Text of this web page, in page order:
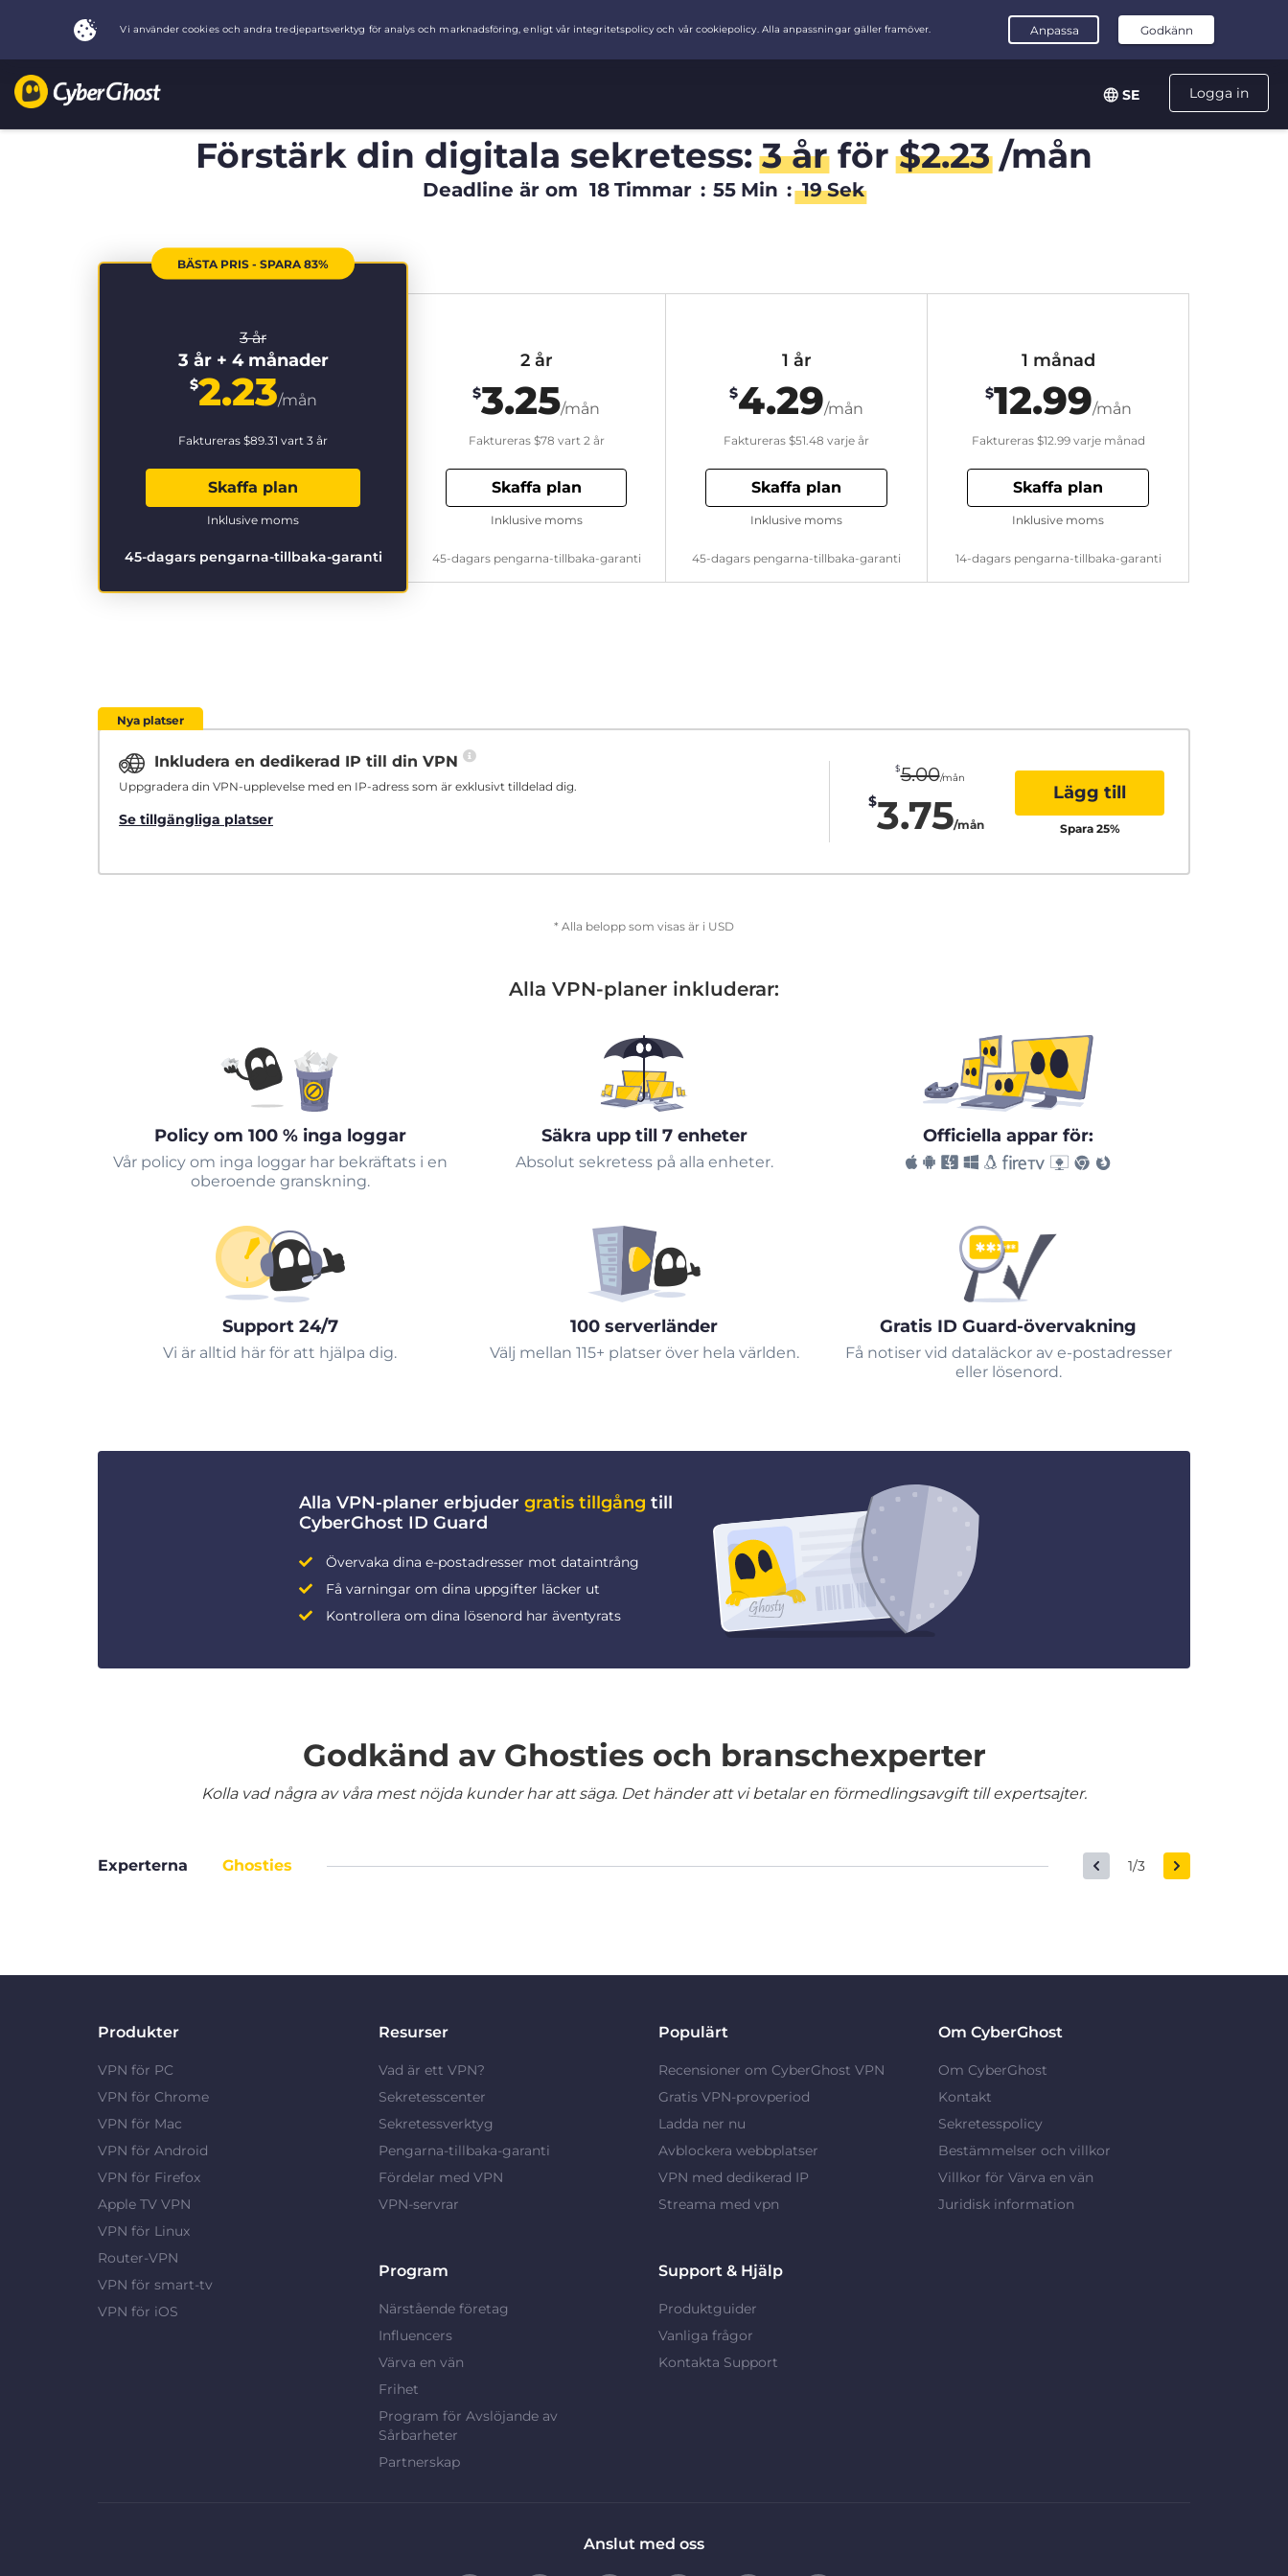
Logga in
SE
Förstärk din digitala sekretess:3 årför$2.23/mån
Deadline är om 18 Timmar : 55 Min : 18 Sek
BÄSTA PRIS - SPARA 83%
3 år
3 år + 4 månader
$2.23/mån
Faktureras $89.31 vart 3 år
Skaffa plan
45-dagars pengarna-tillbaka-garanti
Inklusive moms
2 år
$3.25/mån
Faktureras $78 vart 2 år
Skaffa plan
45-dagars pengarna-tillbaka-garanti
Inklusive moms
1 år
$4.29/mån
Faktureras $51.48 varje år
Skaffa plan
45-dagars pengarna-tillbaka-garanti
Inklusive moms
1 månad
$12.99/mån
Faktureras $12.99varje månad
Skaffa plan
14-dagars pengarna-tillbaka-garanti
Inklusive moms
Nya platser
Inkludera en dedikerad IP till din VPN
Uppgradera din VPN-upplevelse med en IP-adress som är exklusivt tilldelad dig.
Se tillgängliga platser
$5.00/mån
$3.75/mån
Lägg till
Spara 25%
* Alla belopp som visas är i USD
Alla VPN-planer inkluderar:
Policy om 100 % inga loggar
Vår policy om inga loggar har bekräftats i en
oberoende granskning.
Säkra upp till 7 enheter
Absolut sekretess på alla enheter.
Officiella appar för:
Support 24/7
Vi är alltid här för att hjälpa dig.
100 serverländer
Välj mellan 115+ platser över hela världen.
Gratis ID Guard-övervakning
Få notiser vid dataläckor av e-postadresser
eller lösenord.
Alla VPN-planer erbjuder gratis tillgång till
CyberGhost ID Guard
Övervaka dina e-postadresser mot dataintrång
Få varningar om dina uppgifter läcker ut
Kontrollera om dina lösenord har äventyrats
Godkänd av Ghosties och branschexperter
Kolla vad några av våra mest nöjda kunder har att säga. Det händer att vi betalar en förmedlingsavgift till expertsajter.
Experterna Ghosties 1/3
Produkter
VPN för PC
VPN för Chrome
VPN för Mac
VPN för Android
VPN för Firefox
Apple TV VPN
VPN för Linux
Router-VPN
VPN för smart-tv
VPN för iOS
Resurser
Vad är ett VPN?
Sekretesscenter
Sekretessverktyg
Pengarna-tillbaka-garanti
Fördelar med VPN
VPN-servrar
Populärt
Recensioner om CyberGhost VPN
Gratis VPN-provperiod
Ladda ner nu
Avblockera webbplatser
VPN med dedikerad IP
Streama med vpn
Om CyberGhost
Om CyberGhost
Kontakt
Sekretesspolicy
Bestämmelser och villkor
Villkor för Värva en vän
Juridisk information
Program
Närstående företag
Influencers
Värva en vän
Frihet
Program för Avslöjande av
Sårbarheter
Partnerskap
Support & Hjälp
Produktguider
Vanliga frågor
Kontakta Support
Anslut med oss